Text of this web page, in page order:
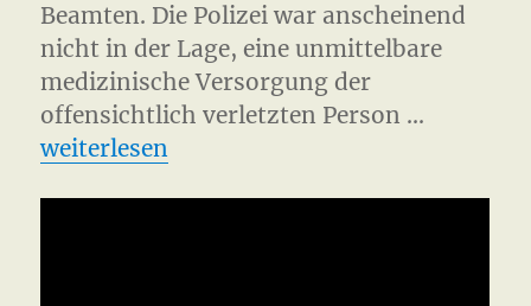
Beamten. Die Polizei war anscheinend
nicht in der Lage, eine unmittelbare
medizinische Versorgung der
offensichtlich verletzten Person …
„Danger Zone Gefahrengebiet Hamburg“
weiterlesen